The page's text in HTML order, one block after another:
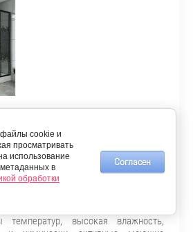
влияет на общую надёжность. Но
фурнитура для душевой кабины
она радовать вас 5 лет или начнёт
год.
направляющие, уплотнители и
температур, высокая влажность,
файлы cookie и
просматривать
использование
в
обработки
Согласен